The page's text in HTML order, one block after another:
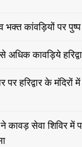
भक्त कांवड़ियों पर पुष्प
अधिक कावड़िये
हरिद्वार के मंदिरों
कावड़ सेवा शिविर में